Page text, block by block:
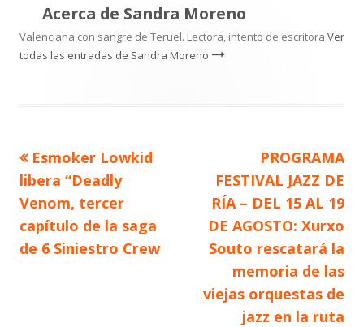
Acerca de Sandra Moreno
Valenciana con sangre de Teruel. Lectora, intento de escritora Ver
todas las entradas de Sandra Moreno
Navegación
de
entradas
Artículo
anterior
Esmoker Lowkid
libera “Deadly
Venom, tercer
capítulo de la saga
de 6 Siniestro Crew
Artículo
siguiente
PROGRAMA
FESTIVAL JAZZ DE
RÍA – DEL 15 AL 19
DE AGOSTO: Xurxo
Souto rescatará la
memoria de las
viejas orquestas de
jazz en la ruta